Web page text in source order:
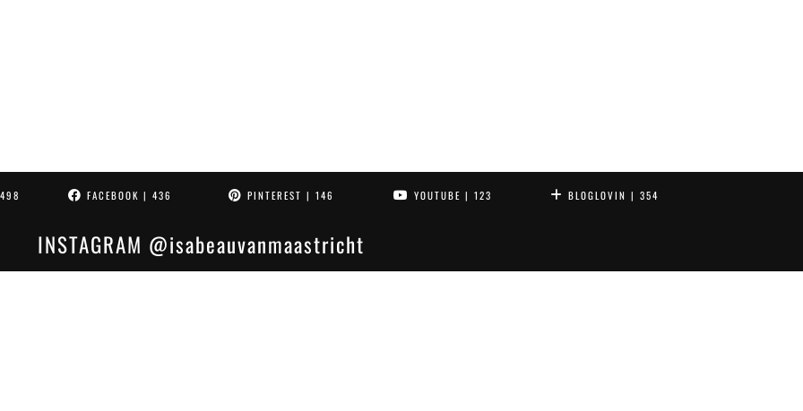
FACEBOOK | 436 PINTEREST | 146 YOUTUBE | 123 BLOGLOVIN | 354
INSTAGRAM @isabeauvanmaastricht